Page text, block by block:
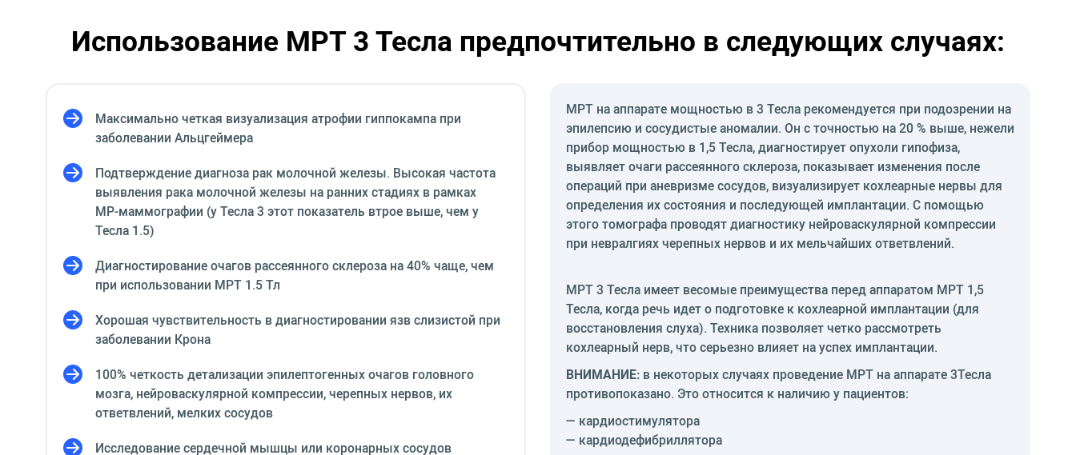
Использование МРТ 3 Тесла предпочтительно в следующих случаях:
Максимально четкая визуализация атрофии гиппокампа при
заболевании Альцгеймера
Подтверждение диагноза рак молочной железы. Высокая частота
выявления рака молочной железы на ранних стадиях в рамках
МР-маммографии (у Тесла 3 этот показатель втрое выше, чем у
Тесла 1.5)
Диагностирование очагов рассеянного склероза на 40% чаще, чем
при использовании МРТ 1.5 Тл
Хорошая чувствительность в диагностировании язв слизистой при
заболевании Крона
100% четкость детализации эпилептогенных очагов головного
мозга, нейроваскулярной компрессии, черепных нервов, их
ответвлений, мелких сосудов
Исследование сердечной мышцы или коронарных сосудов
МРТ на аппарате мощностью в 3 Тесла рекомендуется при подозрении на
эпилепсию и сосудистые аномалии. Он с точностью на 20 % выше, нежели
прибор мощностью в 1,5 Тесла, диагностирует опухоли гипофиза,
выявляет очаги рассеянного склероза, показывает изменения после
операций при аневризме сосудов, визуализирует кохлеарные нервы для
определения их состояния и последующей имплантации. С помощью
этого томографа проводят диагностику нейроваскулярной компрессии
при невралгиях черепных нервов и их мельчайших ответвлений.
МРТ 3 Тесла имеет весомые преимущества перед аппаратом МРТ 1,5
Тесла, когда речь идет о подготовке к кохлеарной имплантации (для
восстановления слуха). Техника позволяет четко рассмотреть
кохлеарный нерв, что серьезно влияет на успех имплантации.
ВНИМАНИЕ: в некоторых случаях проведение МРТ на аппарате 3Тесла
противопоказано. Это относится к наличию у пациентов:
— кардиостимулятора
— кардиодефибриллятора